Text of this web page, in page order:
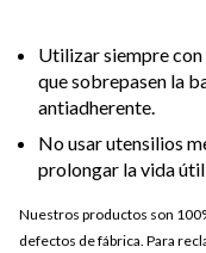
Utilizar siempre con
que sobrepasen la
antiadherente.
No usar utensilios
prolongar la vida
Nuestros productos son
defectos de fábrica. Para